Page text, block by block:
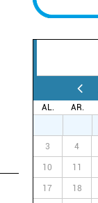
AL. AR.
3 4
10 11
17 18